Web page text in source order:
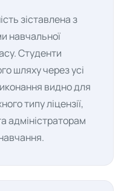
зіставлена з
навчальної
Студенти
шляху через усі
видно для
типу ліцензії,
адміністраторам